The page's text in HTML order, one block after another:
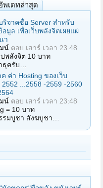
พเดทล่าสุด
ริจาคซื้อ Server สำหรับ
มูล เพื่อเว็บพลังจิตเผยแผ่
า
น์ ตอบ เสาร์ เวลา 23:48
พลังจิต 10 บาท
ธุครับ…
ค่า Hosting ของเว็บ
...2558 -2559 -2560
น์ ตอบ เสาร์ เวลา 23:48
= 10 บาท
รมบูชา สังฆบูชา…